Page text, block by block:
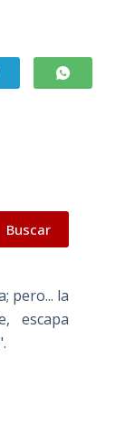
Buscar
pero... la
escapa